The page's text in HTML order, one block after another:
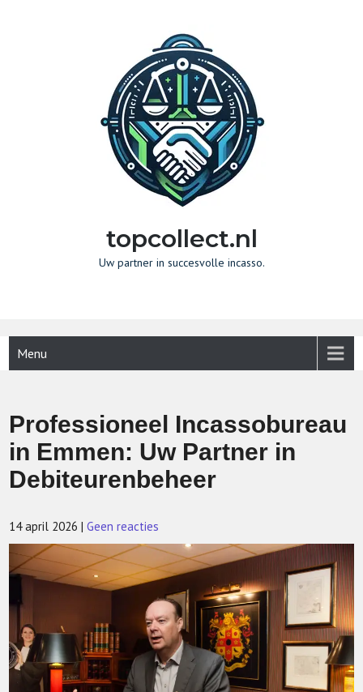
topcollect.nl
Uw partner in succesvolle incasso.
Menu
Professioneel Incassobureau
in Emmen: Uw Partner in
Debiteurenbeheer
14 april 2026 |Geen reacties